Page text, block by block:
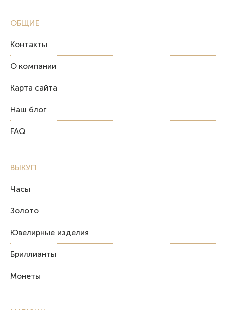
ОБЩИЕ
Контакты
О компании
Карта сайта
Наш блог
FAQ
ВЫКУП
Часы
Золото
Ювелирные изделия
Бриллианты
Монеты